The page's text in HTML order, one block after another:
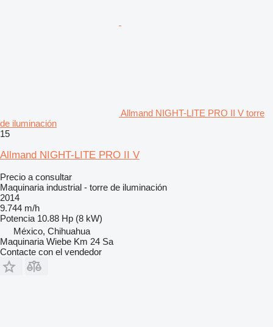
Allmand NIGHT-LITE PRO II V torre
de iluminación
15
Allmand NIGHT-LITE PRO II V
Precio a consultar
Maquinaria industrial - torre de iluminación
2014
9.744 m/h
Potencia 10.88 Hp (8 kW)
México, Chihuahua
Maquinaria Wiebe Km 24 Sa
Contacte con el vendedor